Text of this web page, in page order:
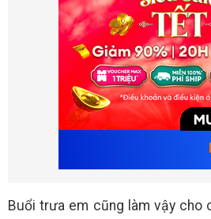
Buổi trưa em cũng làm vậy cho